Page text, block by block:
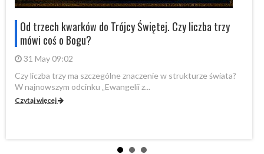
Od trzech kwarków do Trójcy Świętej. Czy liczba trzy
mówi coś o Bogu?
31 May 09:02
Czy liczba trzy ma szczególne znaczenie w strukturze świata?
W najnowszym odcinku „Ewangelii z...
Czytaj więcej